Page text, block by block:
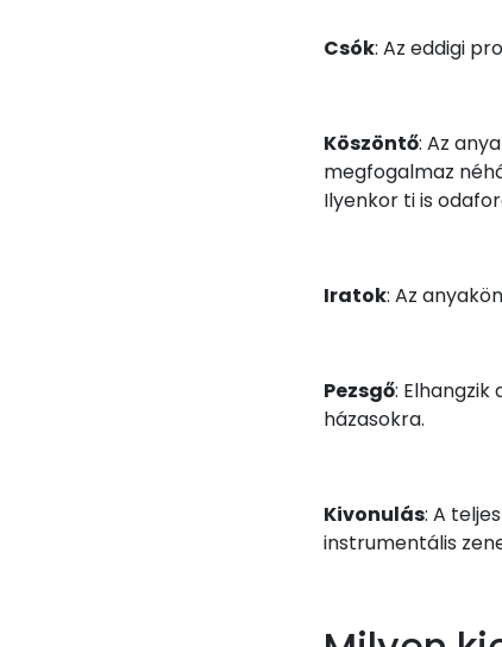
Csók: Az eddigi
Köszöntő: Az
megfogalmaz
Ilyenkor ti is
Iratok: Az
Pezsgő:
házasokra.
Kivonulás: A
instrumentális